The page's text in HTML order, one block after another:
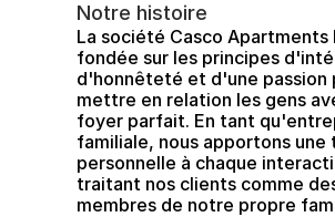
Notre histoire
La société Casco Apartments
fondée sur les principes
d'honnêteté et d'une passion
mettre en relation les gens
foyer parfait. En tant
familiale, nous apportons une
personnelle à chaque
traitant nos clients comme
membres de notre propre